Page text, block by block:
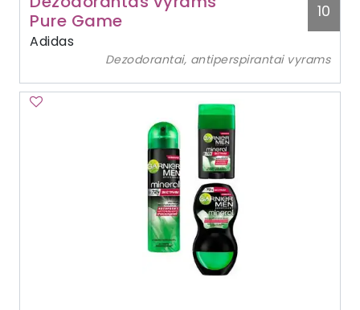
Pure Game
Adidas
10
Dezodorantai, antiperspirantai vyrams